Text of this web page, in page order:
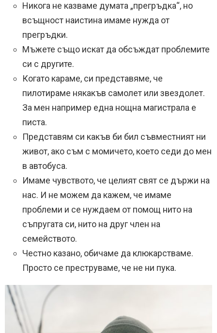
Никога не казваме думата „прегръдка“, но
всъщност наистина имаме нужда от
прегръдки.
Мъжете също искат да обсъждат проблемите
си с другите.
Когато караме, си представяме, че
пилотираме някакъв самолет или звездолет.
За мен например една нощна магистрала е
писта.
Представям си какъв би бил съвместният ни
живот, ако съм с момичето, което седи до мен
в автобуса.
Имаме чувството, че целият свят се държи на
нас. И не можем да кажем, че имаме
проблеми и се нуждаем от помощ нито на
съпругата си, нито на друг член на
семейството.
Честно казано, обичаме да клюкарстваме.
Просто се преструваме, че не ни пука.